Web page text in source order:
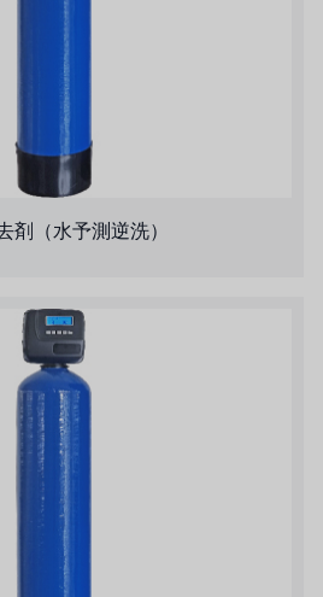
剤（水予測逆洗）